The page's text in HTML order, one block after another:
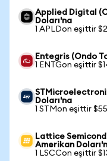
Applied Digital
Doları'na
1 APLDon eşittir
Entegris (Ondo
1 ENTGon eşittir
Doları'na
1 STMon eşittir
Lattice
Amerikan
1 LSCCon eşittir